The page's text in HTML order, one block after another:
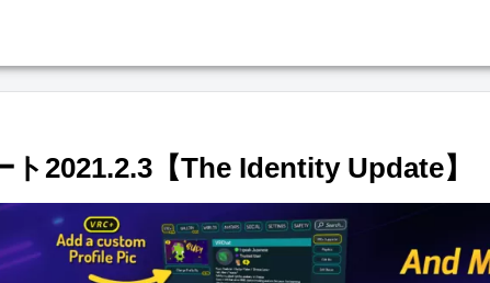
ト2021.2.3【The Identity Update】